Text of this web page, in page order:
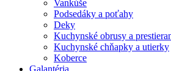
Vankúše
Podsedáky a poťahy
Deky
Kuchynské obrusy a
Kuchynské chňapky a utierky
Koberce
Galantéria